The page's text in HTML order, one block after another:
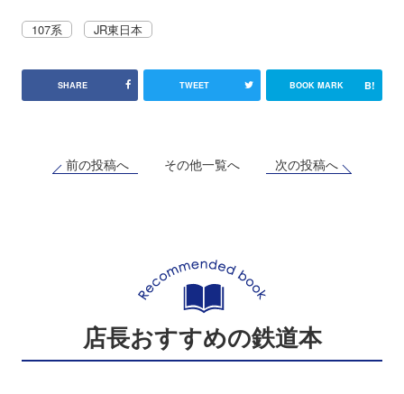
107系 JR東日本
SHARE TWEET BOOK MARK B!
前の投稿へ その他一覧へ 次の投稿へ
店長おすすめの鉄道本